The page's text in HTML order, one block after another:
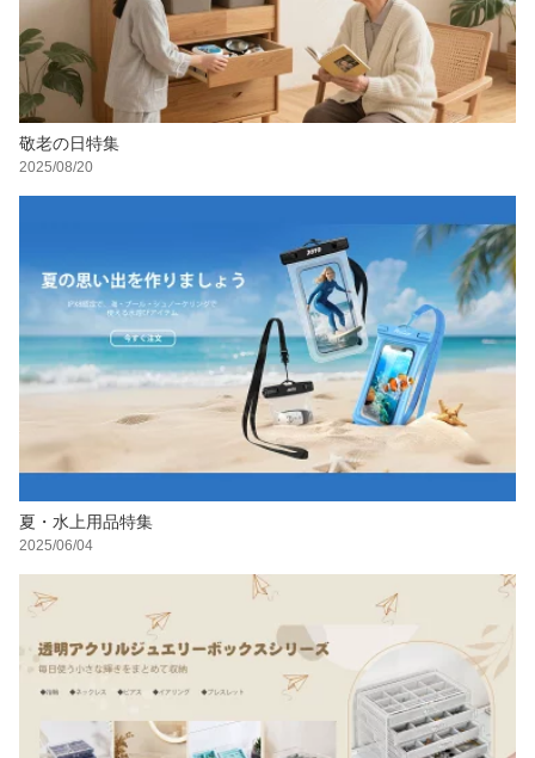
敬老の日特集
2025/08/20
夏・水上用品特集
2025/06/04